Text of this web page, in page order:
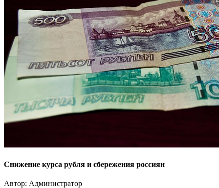
Снижение курса рубля и сбережения россиян
Автор: Администратор